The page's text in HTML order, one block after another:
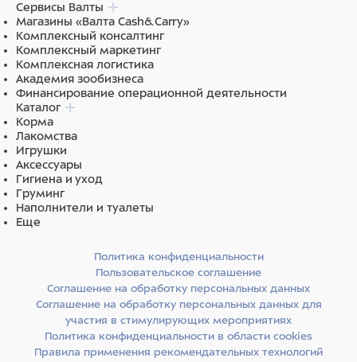
Состав: дегидрированное мясо курицы 18%,
дегидрированное мясо индейки 11%, рис, жир животный
(свиной, куриный), овес, чечевица зеленая,
гидролизованные мясные белки, витаминно-
минеральный комплекс (А, D, E, C, В1, В2, В4, В6, В12,
ниацин, пантотеновая кислота, биотин, фолиевая
кислота), сушеная мякоть свеклы, солод ячменный,
яблоко, тыква, семена льна, рыбий жир (лососевый),
юкка Шидигера, цикорий, шиповник, розмарин,
пробиотики (Bacillus subtilis, Bacillus licheniformis).
Питательная ценность:
Энергетическая ценность (средние значения) на 100г:
370,3 ккал.
Сервисы Валты
Магазины «Валта Cash&Carry»
Комплексный консалтинг
Комплексный маркетинг
Комплексная логистика
Академия зообизнеса
Финансирование операционной деятельности
Каталог
Корма
Лакомства
Игрушки
Аксессуары
Гигиена и уход
Груминг
Наполнители и туалеты
Еще
Политика конфиденциальности
Пользовательское соглашение
Соглашение на обработку персональных данных
Соглашение на обработку персональных данных для
участия в стимулирующих мероприятиях
Политика конфиденциальности в области cookies
Правила применения рекомендательных технологий